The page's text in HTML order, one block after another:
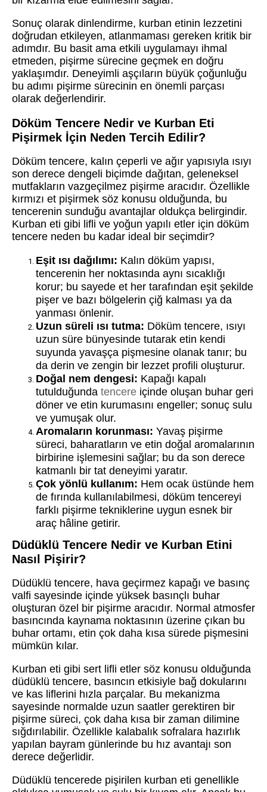
Sonuç olarak dinlendirme, kurban etinin lezzetini
doğrudan etkileyen, atlanmaması gereken kritik bir
adımdır. Bu basit ama etkili uygulamayı ihmal
etmeden, pişirme sürecine geçmek en doğru
yaklaşımdır. Deneyimli aşçıların büyük çoğunluğu
bu adımı pişirme sürecinin en önemli parçası
olarak değerlendirir.
Döküm Tencere Nedir ve Kurban Eti
Pişirmek İçin Neden Tercih Edilir?
Döküm tencere, kalın çeperli ve ağır yapısıyla ısıyı
son derece dengeli biçimde dağıtan, geleneksel
mutfakların vazgeçilmez pişirme aracıdır. Özellikle
kırmızı et pişirmek söz konusu olduğunda, bu
tencerenin sunduğu avantajlar oldukça belirgindir.
Kurban eti gibi lifli ve yoğun yapılı etler için döküm
tencere neden bu kadar ideal bir seçimdir?
Eşit ısı dağılımı: Kalın döküm yapısı,
tencerenin her noktasında aynı sıcaklığı
korur; bu sayede et her tarafından eşit şekilde
pişer ve bazı bölgelerin çiğ kalması ya da
yanması önlenir.
Uzun süreli ısı tutma: Döküm tencere, ısıyı
uzun süre bünyesinde tutarak etin kendi
suyunda yavaşça pişmesine olanak tanır; bu
da derin ve zengin bir lezzet profili oluşturur.
Doğal nem dengesi: Kapağı kapalı
tutulduğunda tencere içinde oluşan buhar geri
döner ve etin kurumasını engeller; sonuç sulu
ve yumuşak olur.
Aromaların korunması: Yavaş pişirme
süreci, baharatların ve etin doğal aromalarının
birbirine işlemesini sağlar; bu da son derece
katmanlı bir tat deneyimi yaratır.
Çok yönlü kullanım: Hem ocak üstünde hem
de fırında kullanılabilmesi, döküm tencereyi
farklı pişirme tekniklerine uygun esnek bir
araç hâline getirir.
Düdüklü Tencere Nedir ve Kurban Etini
Nasıl Pişirir?
Düdüklü tencere, hava geçirmez kapağı ve basınç
valfi sayesinde içinde yüksek basınçlı buhar
oluşturan özel bir pişirme aracıdır. Normal atmosfer
basıncında kaynama noktasının üzerine çıkan bu
buhar ortamı, etin çok daha kısa sürede pişmesini
mümkün kılar.
Kurban eti gibi sert lifli etler söz konusu olduğunda
düdüklü tencere, basıncın etkisiyle bağ dokularını
ve kas liflerini hızla parçalar. Bu mekanizma
sayesinde normalde uzun saatler gerektiren bir
pişirme süreci, çok daha kısa bir zaman dilimine
sığdırılabilir. Özellikle kalabalık sofralara hazırlık
yapılan bayram günlerinde bu hız avantajı son
derece değerlidir.
Düdüklü tencerede pişirilen kurban eti genellikle